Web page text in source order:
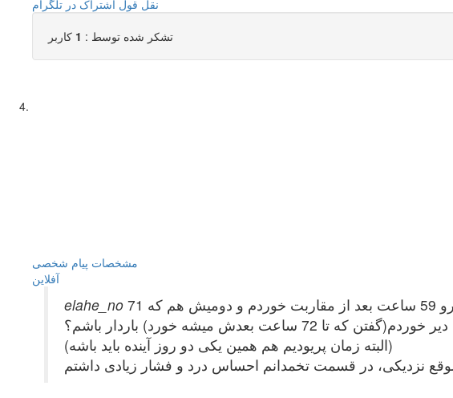
نقل قول اشتراک در تلگرام
تشکر شده توسط : 1 کاربر
مشخصات پیام شخصی
آفلاين
سلام-من حدود 2 هفته پیش نزدیکی داشتم و از قرص اورژانسی استفاده کردم که اولی رو 59 ساعت بعد از مقاربت خوردم و دومیش هم که 71
ساعت بعدش میشد-حالا دو سه روزی هست که نوک سینم سفت و دردناک شده-احتمال داره که چون دیر خوردم(گفتن که تا 72 ساعت بعدش میشه خورد) باردار باشم؟
(البته زمان پریودیم هم همین یکی دو روز آینده باید باشه)
نزدیکی، در قسمت تخمدانم احساس درد و فشار زیادی داشتم